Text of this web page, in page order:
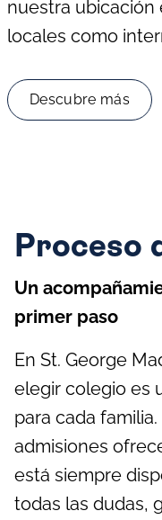
nuestra ubicación
locales como
Descubre más
Proceso
Un
primer paso
En St. George
elegir colegio es
para cada
admisiones
está siempre
todas las dudas,